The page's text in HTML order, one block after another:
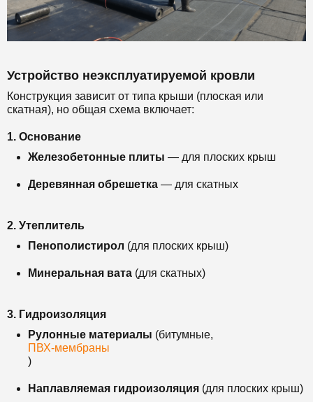
Устройство неэксплуатируемой кровли
Конструкция зависит от типа крыши (плоская или
скатная), но общая схема включает:
1. Основание
Железобетонные плиты — для плоских крыш
Деревянная обрешетка — для скатных
2. Утеплитель
Пенополистирол (для плоских крыш)
Минеральная вата (для скатных)
3. Гидроизоляция
Рулонные материалы (битумные,
ПВХ-мембраны
)
Наплавляемая гидроизоляция (для плоских крыш)